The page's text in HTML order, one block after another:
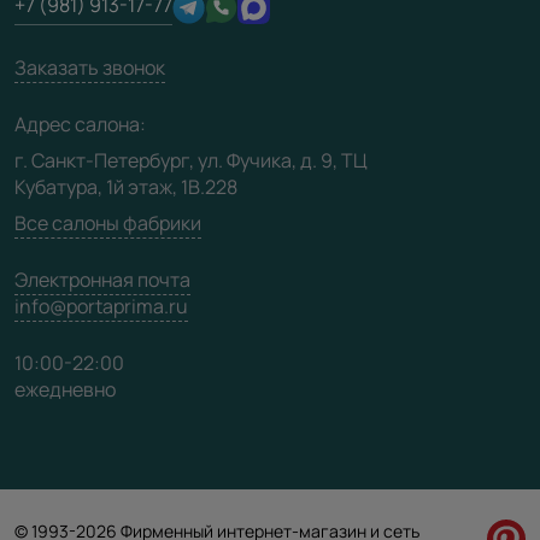
Юридическая информация
Медиацентр
Видео
Карта сайта
Заказать звонок
Адрес салона:
г. Санкт-Петербург, ул. Фучика, д. 9, ТЦ
Кубатура, 1й этаж, 1В.228
Все салоны фабрики
Электронная почта
info@portaprima.ru
10:00-22:00
ежедневно
© 1993-2026 Фирменный интернет-магазин и сеть